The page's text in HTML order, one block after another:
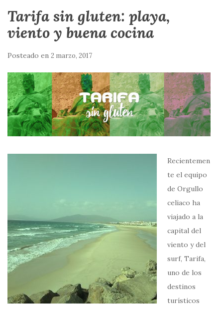
Tarifa sin gluten: playa,
viento y buena cocina
Posteado en 2 marzo, 2017
Recientemen
te el equipo
de Orgullo
celiaco ha
viajado a la
capital del
viento y del
surf, Tarifa,
uno de los
destinos
turísticos